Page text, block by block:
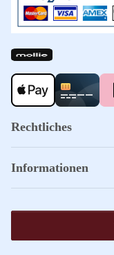
Rechtliches
Informationen